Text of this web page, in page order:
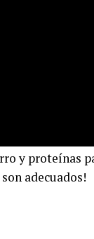
y proteínas
son adecuados!